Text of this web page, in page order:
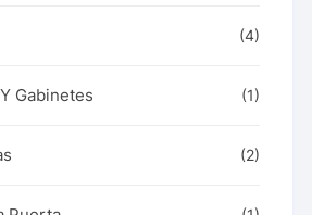
(4)
Gabinetes (1)
(2)